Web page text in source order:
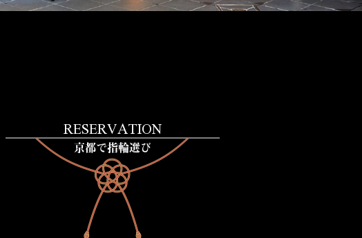
RESERVATION
京都で指輪選び